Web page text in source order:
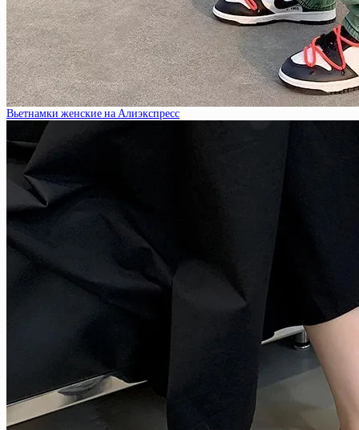
Вьетнамки женские на Алиэкспресс